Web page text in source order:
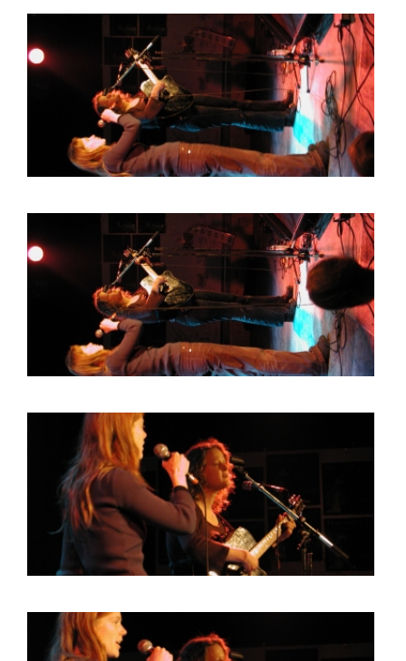
MARTSEN HUT
ARSEN TSKHAY
ERYN BOSMA
ESTHER
ELINE KAMMINGA
KAREN SAAMAN
ARNOUD HEIKENS